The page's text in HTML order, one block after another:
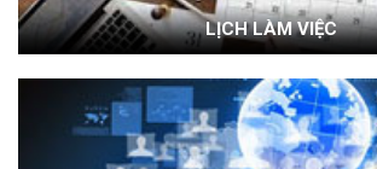
LỊCH LÀM VIỆC